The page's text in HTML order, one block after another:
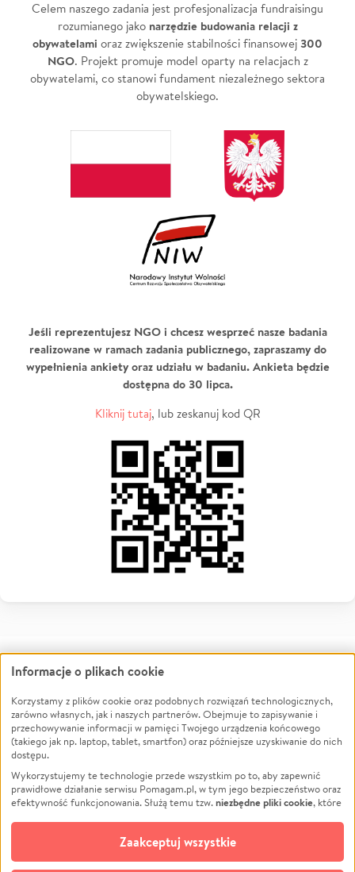
Celem naszego zadania jest profesjonalizacja fundraisingu
rozumianego jako narzędzie budowania relacji z
obywatelami oraz zwiększenie stabilności finansowej 300
NGO. Projekt promuje model oparty na relacjach z
obywatelami, co stanowi fundament niezależnego sektora
obywatelskiego.
Jeśli reprezentujesz NGO i chcesz wesprzeć nasze badania
realizowane w ramach zadania publicznego, zapraszamy do
wypełnienia ankiety oraz udziału w badaniu. Ankieta będzie
dostępna do 30 lipca.
Kliknij tutaj, lub zeskanuj kod QR
Misja
Polityka prywatności
O Fundacji
Wpłać darowiznę
Przekaż 1,5% podatku
Informacje o plikach cookie
Korzystamy z plików cookie oraz podobnych rozwiązań technologicznych,
zarówno własnych, jak i naszych partnerów. Obejmuje to zapisywanie i
przechowywanie informacji w pamięci Twojego urządzenia końcowego
(takiego jak np. laptop, tablet, smartfon) oraz późniejsze uzyskiwanie do nich
dostępu.
Wykorzystujemy te technologie przede wszystkim po to, aby zapewnić
prawidłowe działanie serwisu Pomagam.pl, w tym jego bezpieczeństwo oraz
efektywność funkcjonowania. Służą temu tzw.niezbędne pliki cookie, które
opcjonalnych plików cookie
technologii do celów analitycznych i retargetingowych. Możesz wyrazić
zgodę na ich stosowanie lub jej odmówić. W dowolnym momencie masz
Zaakceptuj wszystkie